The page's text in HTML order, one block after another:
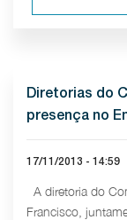
Diretorias do
presença no
17/11/2013 - 14:59
A diretoria do
Francisco,